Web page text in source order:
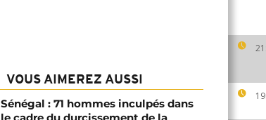
VOUS AIMEREZ AUSSI
Sénégal : 71 hommes inculpés dans
le cadre du durcissement de la